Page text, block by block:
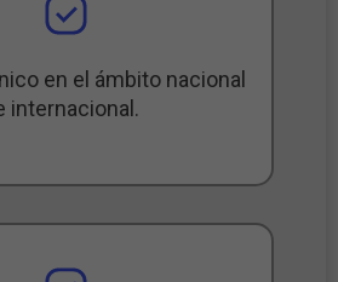
en el ámbito nacional
internacional.